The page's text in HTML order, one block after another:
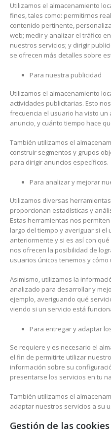
Utilizamos el almacenamiento
fines, tales como: permitirnos
contenido pertinente,
web; medir y analizar el tráfico
nuestros servicios; y dirigir
se ofrecen más detalles sobre
Para nuestra publicidad
Utilizamos el almacenamiento
actividades publicitarias. Esto
frecuencia el usuario ha visto
anuncio, y cuánto tiempo hace
También utilizamos el
construir segmentos y grupos
para dirigir anuncios específicos.
Para analizar y mejorar
Utilizamos diversas
proporcionan estadísticas y
Estas herramientas nos
largo del tiempo y averiguar si
anteriormente y si es así con
nos ofrecen la posibilidad de
usuarios únicos tenemos y
Asimismo, utilizamos la
analizado para desarrollar y
ejemplo, averiguando qué
viendo si un servicio está
Para entregar y adaptar
Se requiere y es necesario el
el fin de permitirte utilizar
información sobre su
presentarse los servicios en tu
También utilizamos el
adaptar nuestros servicios a su
Gestión de las cookies